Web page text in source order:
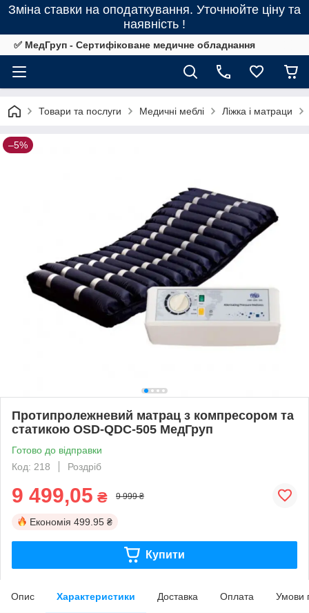
Зміна ставки на оподаткування. Уточнюйте ціну та
наявність !
✅ МедГруп - Сертифіковане медичне обладнання
Товари та послуги Медичні меблі Ліжка і матраци
–5%
Протипролежневий матрац з компресором та
статикою OSD-QDC-505 МедГруп
Готово до відправки
Код: 218
Роздріб
9 499,05 ₴ 9 999 ₴
Економія 499.95 ₴
Купити
Опис Характеристики Доставка Оплата Умови